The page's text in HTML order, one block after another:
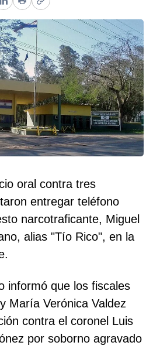
LinkedIn
PrintCopy link
oral contra tres
entregar teléfono
narcotraficante, Miguel
alias "Tío Rico", en la
informó que los fiscales
María Verónica Valdez
contra el coronel Luis
por soborno agravado